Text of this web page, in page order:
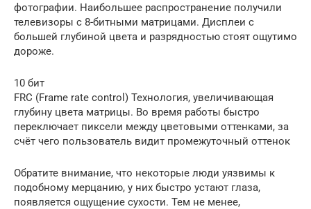
фотографии. Наибольшее распространение получили
телевизоры с 8-битными матрицами. Дисплеи с
большей глубиной цвета и разрядностью стоят ощутимо
дороже.
10 бит
FRC (Frame rate control) Технология, увеличивающая
глубину цвета матрицы. Во время работы быстро
переключает пиксели между цветовыми оттенками, за
счёт чего пользователь видит промежуточный оттенок
Обратите внимание, что некоторые люди уязвимы к
подобному мерцанию, у них быстро устают глаза,
появляется ощущение сухости. Тем не менее,